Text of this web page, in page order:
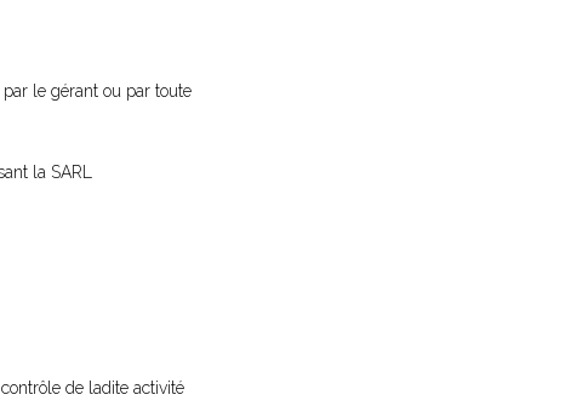
le gérant ou par toute
la SARL
contrôle de ladite activité